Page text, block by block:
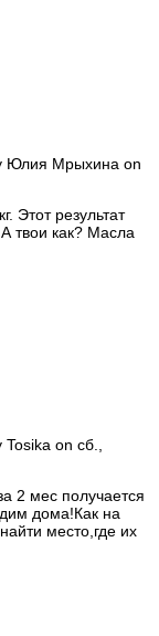
Юлия Мрыхина on
Этот результат
твои как? Масла
Tosika on сб.,
2 мес получается
дома!Как на
место,где их